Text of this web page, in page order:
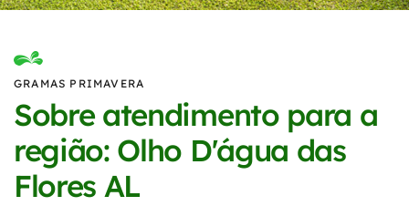
GRAMAS PRIMAVERA
Sobre atendimento para a
região: Olho D'água das
Flores AL